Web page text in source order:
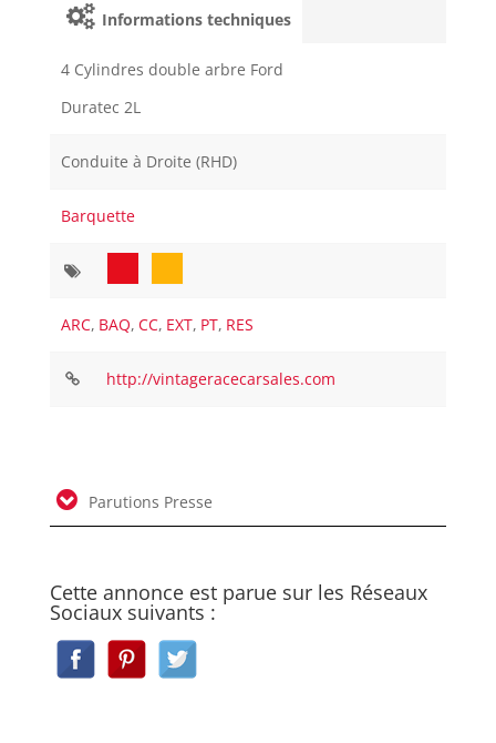
Informations techniques
4 Cylindres double arbre Ford
Duratec 2L
Conduite à Droite (RHD)
Barquette
ARC, BAQ, CC, EXT, PT, RES
http://vintageracecarsales.com
Parutions Presse
Cette annonce est parue sur les Réseaux
Sociaux suivants :